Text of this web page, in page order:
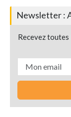
Newsletter :
Recevez